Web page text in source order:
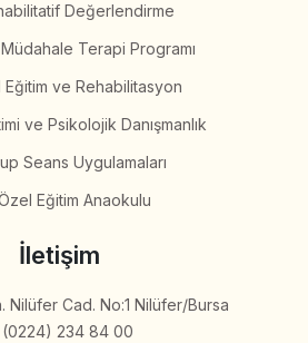
Değerlendirme
Terapi Programı
Eğitim ve Rehabilitasyon
ve Psikolojik Danışmanlık
Seans Uygulamaları
Eğitim Anaokulu
İletişim
Nilüfer Cad. No:1 Nilüfer/Bursa
(0224) 234 84 00